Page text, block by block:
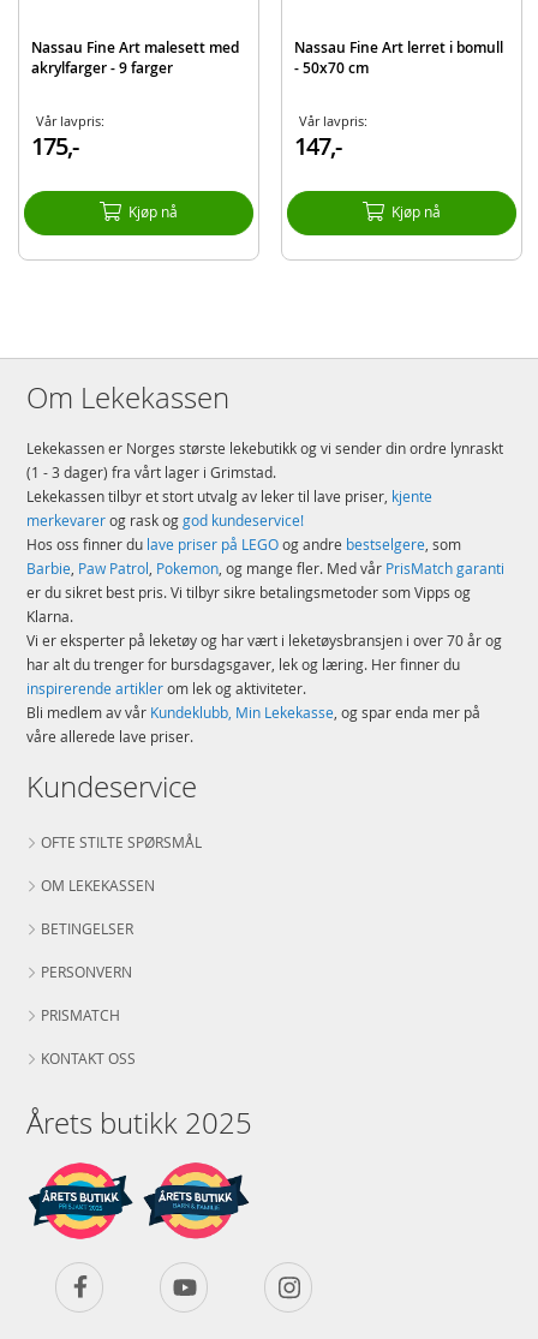
Nassau Fine Art malesett med
akrylfarger - 9 farger
Vår lavpris:
175,-
Kjøp nå
Nassau Fine Art lerret i bomull
- 50x70 cm
Vår lavpris:
147,-
Kjøp nå
Om Lekekassen
Lekekassen er Norges største lekebutikk og vi sender din ordre lynraskt
(1 - 3 dager) fra vårt lager i Grimstad.
Lekekassen tilbyr et stort utvalg av leker til lave priser, kjente
merkevarerog rask oggod kundeservice!
Hos oss finner du lave priser på LEGOog andre bestselgere, som
Barbie, Paw Patrol, Pokemon, og mange fler. Med vår PrisMatch garanti
er du sikret best pris. Vi tilbyr sikre betalingsmetoder som Vipps og
Klarna.
Vi er eksperter på leketøy og har vært i leketøysbransjen i over 70 år og
har alt du trenger for bursdagsgaver, lek og læring. Her finner du
inspirerende artiklerom lek og aktiviteter.
Bli medlem av vår Kundeklubb, Min Lekekasse, og spar enda mer på
våre allerede lave priser.
Kundeservice
OFTE STILTE SPØRSMÅL
OM LEKEKASSEN
BETINGELSER
PERSONVERN
PRISMATCH
KONTAKT OSS
Årets butikk 2025